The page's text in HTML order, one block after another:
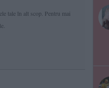
tale în alt scop. Pentru mai